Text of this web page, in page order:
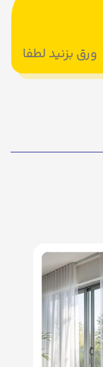
ورق بزنید لطفا